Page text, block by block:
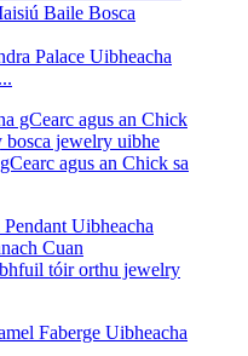
Palace Uibheacha
agus an Chick sa
tóir orthu jewelry